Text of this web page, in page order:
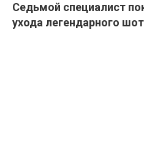
Cедьмой специалист
ухода легендарного